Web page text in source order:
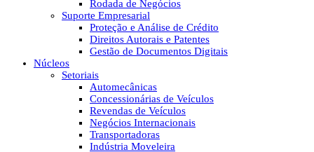
Rodada de Negócios
Suporte Empresarial
Proteção e Análise de Crédito
Direitos Autorais e Patentes
Gestão de Documentos Digitais
Núcleos
Setoriais
Automecânicas
Concessionárias de Veículos
Revendas de Veículos
Negócios Internacionais
Transportadoras
Indústria Moveleira